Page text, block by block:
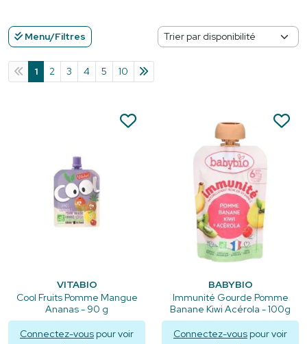
Menu/Filtres
1 2 3 4 5 10
VITABIO
Cool Fruits Pomme Mangue
Ananas - 90 g
Connectez-vous pour voir
BABYBIO
Immunité Gourde Pomme
Banane Kiwi Acérola - 100g
Connectez-vous pour voir